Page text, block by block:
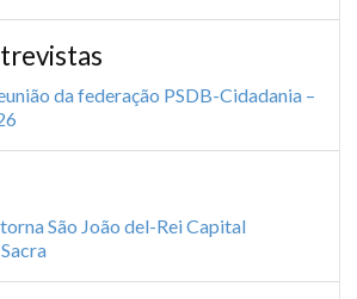
da federação PSDB-Cidadania –
São João del-Rei Capital